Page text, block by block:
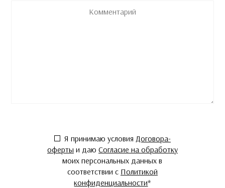
Согласие*
Я принимаю условия Договора-
оферты и даю Согласие на обработку
моих персональных данных в
соответствии с Политикой
конфиденциальности*